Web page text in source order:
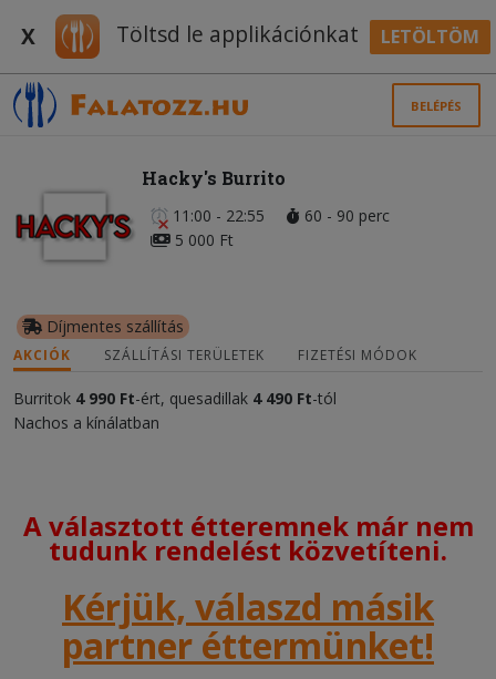
X Töltsd le applikációnkat LETÖLTÖM
BELÉPÉS
Hacky's Burrito
11:00 - 22:55
60 - 90 perc
5 000 Ft
Díjmentes szállítás
AKCIÓK SZÁLLÍTÁSI TERÜLETEK FIZETÉSI MÓDOK
Burritok 4 990 Ft-ért, quesadillak 4 490 Ft-tól
Nachos a kínálatban
A választott étteremnek már nem
tudunk rendelést közvetíteni.
Kérjük, válaszd másik
partner éttermünket!